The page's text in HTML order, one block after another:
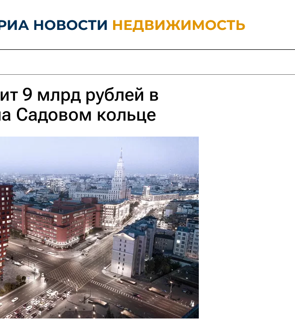
9 млрд рублей в
Садовом кольце